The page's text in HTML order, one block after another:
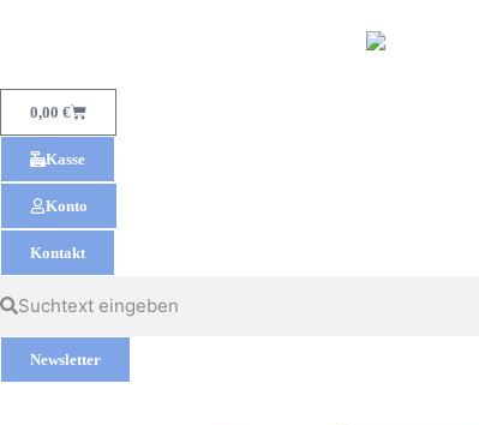
0,00 €
Kasse
Konto
Kontakt
Newsletter